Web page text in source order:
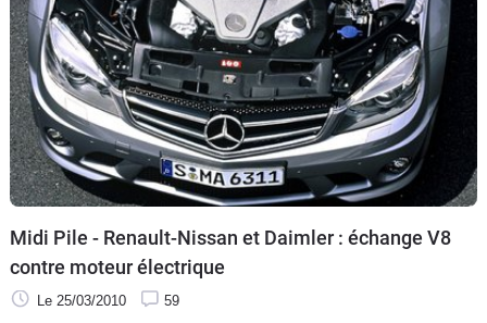
Midi Pile - Renault-Nissan et Daimler : échange V8
contre moteur électrique
Le 25/03/2010 59